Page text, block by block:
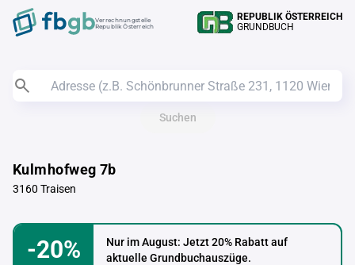
Verrechnungstelle
Republik Österreich
REPUBLIK ÖSTERREICH
GRUNDBUCH
Suchen
Kulmhofweg 7b
3160 Traisen
-20%
Nur im August: Jetzt 20% Rabatt auf
aktuelle Grundbuchauszüge.